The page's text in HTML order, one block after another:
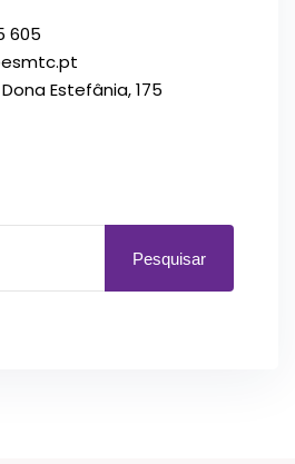
605
Estefânia, 175
Pesquisar